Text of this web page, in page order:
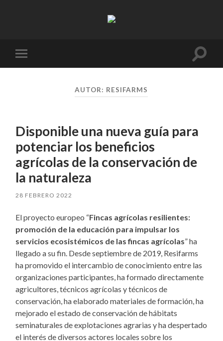
Resifarms
Alternar
el
AUTOR: RESIFARMS
Disponible una nueva guía para
potenciar los beneficios
agrícolas de la conservación de
la naturaleza
28 FEBRERO 2022
El proyecto europeo “Fincas agrícolas resilientes:
promoción de la educación para impulsar los
servicios ecosistémicos de las fincas agrícolas” ha
llegado a su fin. Desde septiembre de 2019, Resifarms
ha promovido el intercambio de conocimiento entre las
organizaciones participantes, ha formado directamente
agricultores, técnicos agrícolas y técnicos de
conservación, ha elaborado materiales de formación, ha
mejorado el estado de conservación de hábitats
seminaturales de explotaciones agrarias y ha despertado
el interés de diversos actores locales sobre los